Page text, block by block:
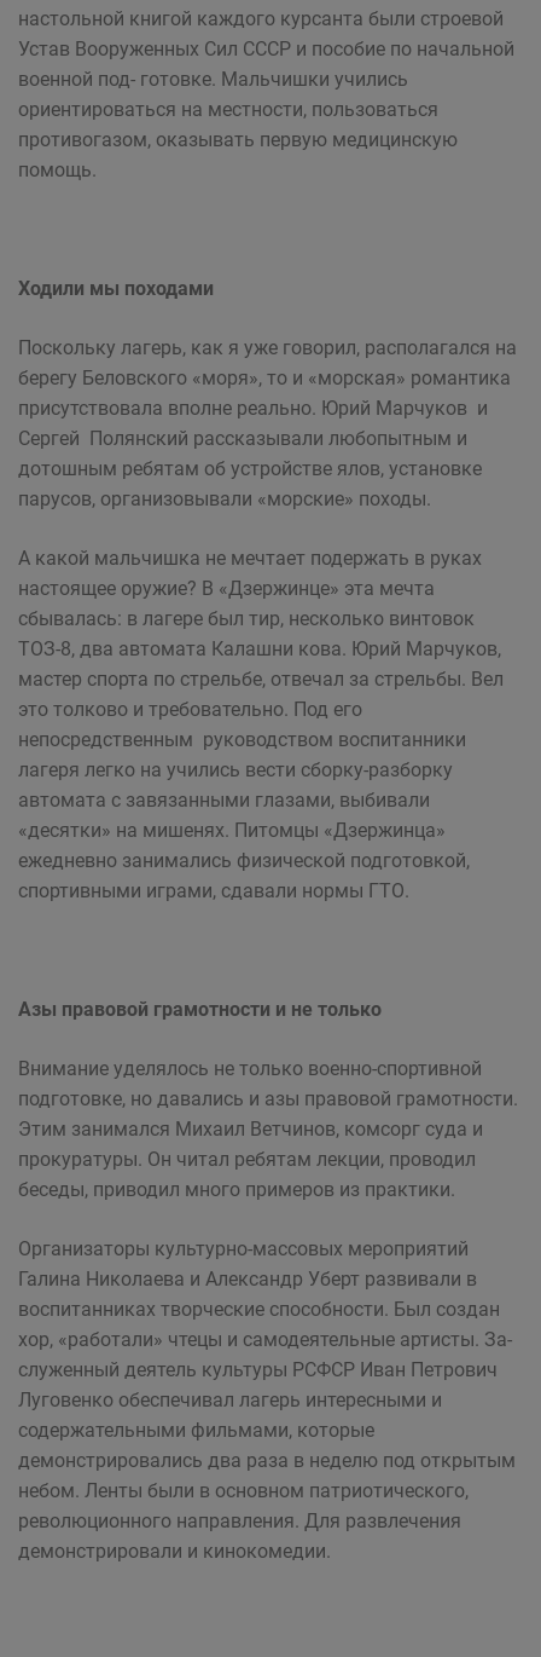
настольной книгой каждого курсанта были строевой
Устав Вооруженных Сил СССР и пособие по начальной
военной под- готовке. Мальчишки учились
ориентироваться на местности, пользоваться
противогазом, оказывать первую медицинскую
помощь.
Ходили мы походами
Поскольку лагерь, как я уже говорил, располагался на
берегу Беловского «моря», то и «морская» романтика
присутствовала вполне реально. Юрий Марчуков и
Сергей Полянский рассказывали любопытным и
дотошным ребятам об устройстве ялов, установке
парусов, организовывали «морские» походы.
А какой мальчишка не мечтает подержать в руках
настоящее оружие? В «Дзержинце» эта мечта
сбывалась: в лагере был тир, несколько винтовок
ТОЗ-8, два автомата Калашни кова. Юрий Марчуков,
мастер спорта по стрельбе, отвечал за стрельбы. Вел
это толково и требовательно. Под его
непосредственным руководством воспитанники
лагеря легко на учились вести сборку-разборку
автомата с завязанными глазами, выбивали
«десятки» на мишенях. Питомцы «Дзержинца»
ежедневно занимались физической подготовкой,
спортивными играми, сдавали нормы ГТО.
Азы правовой грамотности и не только
Внимание уделялось не только военно-спортивной
подготовке, но давались и азы правовой грамотности.
Этим занимался Михаил Ветчинов, комсорг суда и
прокуратуры. Он читал ребятам лекции, проводил
беседы, приводил много примеров из практики.
Организаторы культурно-массовых мероприятий
Галина Николаева и Александр Уберт развивали в
воспитанниках творческие способности. Был создан
хор, «работали» чтецы и самодеятельные артисты. За­
служенный деятель культуры РСФСР Иван Петрович
Луговенко обеспечивал лагерь интересными и
содержательными фильмами, которые
демонстрировались два раза в неделю под открытым
небом. Ленты были в основном патриотического,
революционного направления. Для развлечения
демонстрировали и кинокомедии.